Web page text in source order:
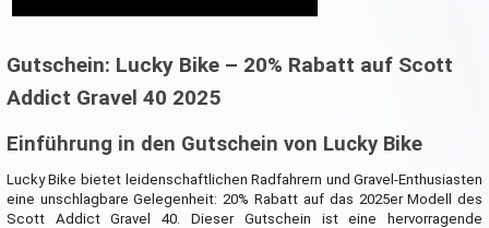
Gutschein: Lucky Bike – 20% Rabatt auf Scott
Addict Gravel 40 2025
Einführung in den Gutschein von Lucky Bike
Lucky Bike bietet leidenschaftlichen Radfahrern und Gravel-Enthusiasten
eine unschlagbare Gelegenheit: 20% Rabatt auf das 2025er Modell des
Scott Addict Gravel 40. Dieser Gutschein ist eine hervorragende